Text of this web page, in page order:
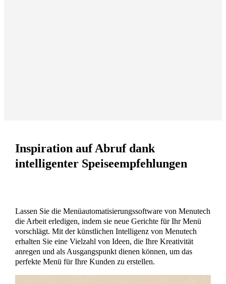
Inspiration auf Abruf dank
intelligenter Speiseempfehlungen
Lassen Sie die Menüautomatisierungssoftware von Menutech
die Arbeit erledigen, indem sie neue Gerichte für Ihr Menü
vorschlägt. Mit der künstlichen Intelligenz von Menutech
erhalten Sie eine Vielzahl von Ideen, die Ihre Kreativität
anregen und als Ausgangspunkt dienen können, um das
perfekte Menü für Ihre Kunden zu erstellen.